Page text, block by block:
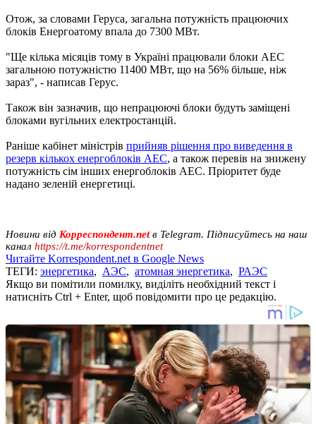
Отож, за словами Геруса, загальна потужність працюючих
блоків Енергоатому впала до 7300 МВт.
"Ще кілька місяців тому в Україні працювали блоки АЕС
загальною потужністю 11400 МВт, що на 56% більше, ніж
зараз", - написав Герус.
Також він зазначив, що непрацюючі блоки будуть заміщені
блоками вугільних електростанцій.
Раніше кабінет міністрів прийняв рішення про виведення в
резерв кількох енергоблоків АЕС, а також перевів на знижену
потужність сім інших енергоблоків АЕС. Пріоритет буде
надано зеленій енергетиці.
Новини від Корреспондент.net в Telegram. Підписуйтесь на наш
канал https://t.me/korrespondentnet
Читайте Korrespondent.net в Google News
ТЕГИ: энергетика, АЭС, атомная энергетика, РАЭС
Якщо ви помітили помилку, виділіть необхідний текст і
натисніть Ctrl + Enter, щоб повідомити про це редакцію.